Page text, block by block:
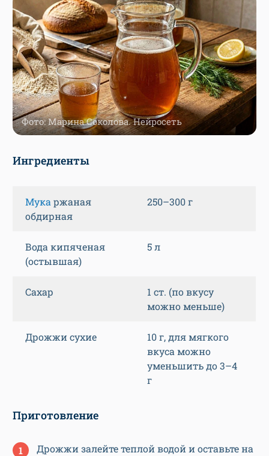
Фото: Марина Соколова. Нейросеть
Ингредиенты
Мука ржаная
обдирная
250–300 г
Вода кипяченая
(остывшая)
5 л
Сахар
1 ст. (по вкусу
можно меньше)
Дрожжи сухие
10 г, для мягкого
вкуса можно
уменьшить до 3–4
г
Приготовление
Дрожжи залейте теплой водой и оставьте на